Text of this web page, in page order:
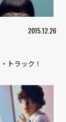
2015.12.26
トラック！